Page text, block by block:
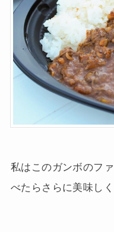
私はこのガンボのフ
べたらさらに美味し